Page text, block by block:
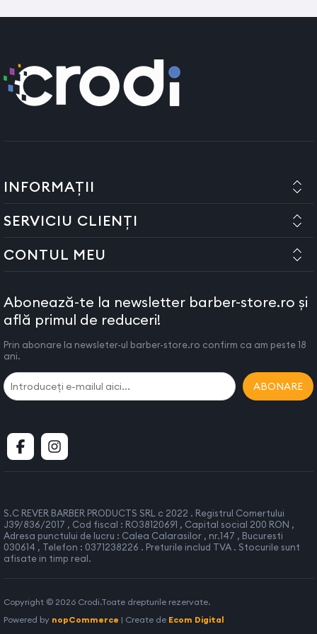
efectueaza de catre personal autorizat, societatea noastra nu
INFORMAȚII
SERVICIU CLIENȚI
CONTUL MEU
Abonează-te la newsletter barber-store.ro și
află primul de reduceri!
Prin abonare la newsleter-ul barber-store.ro confirm ca am peste 18
ani.
ABONARE
S.C REVER BARBER PRODUCTS SRL c 2022 . Registrul Comertului
J39/836/2017 , Cod fiscal : RO38120691 , Capital social 200 RON ,
Adresa punctului de lucru : Calea Calarasilor , nr.147 , Bucuresti
030614 , Telefon : 0371238226 . Preturile includ TVA . Stocurile sunt
afisate in timp real.
Copyright © 2026 Crodi.Toate drepturile rezervate.
Powered by nopCommerce | Create de Ecom Digital